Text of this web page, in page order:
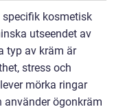
kosmetisk
utseendet av
typ av kräm är
stress och
mörka ringar
använder ögonkräm